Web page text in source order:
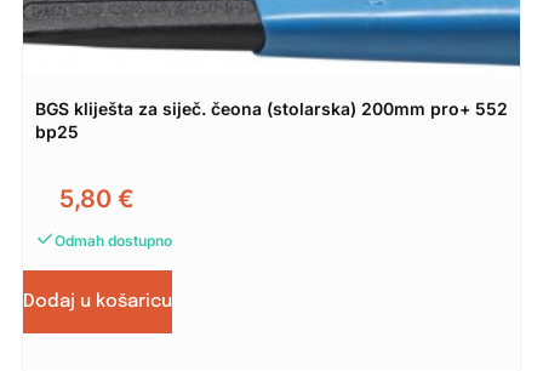
BGS kliješta za siječ. čeona (stolarska) 200mm pro+ 552
bp25
5,80 €
Odmah dostupno
Dodaj u košaricu